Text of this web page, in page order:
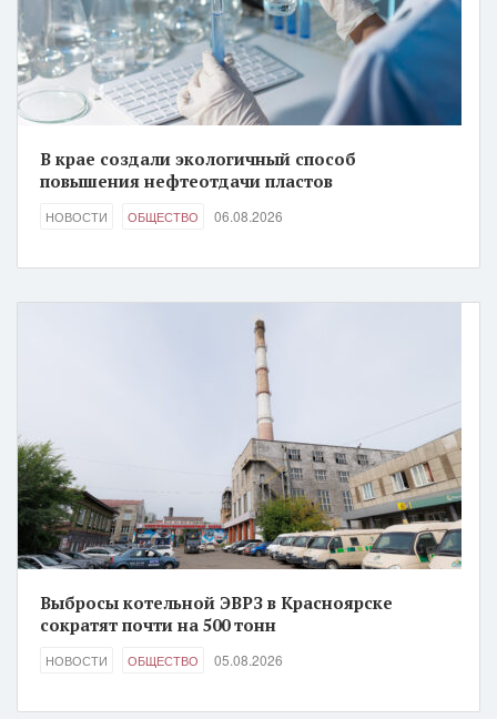
В крае создали экологичный способ
повышения нефтеотдачи пластов
НОВОСТИ ОБЩЕСТВО 06.08.2026
Выбросы котельной ЭВРЗ в Красноярске
сократят почти на 500 тонн
НОВОСТИ ОБЩЕСТВО 05.08.2026